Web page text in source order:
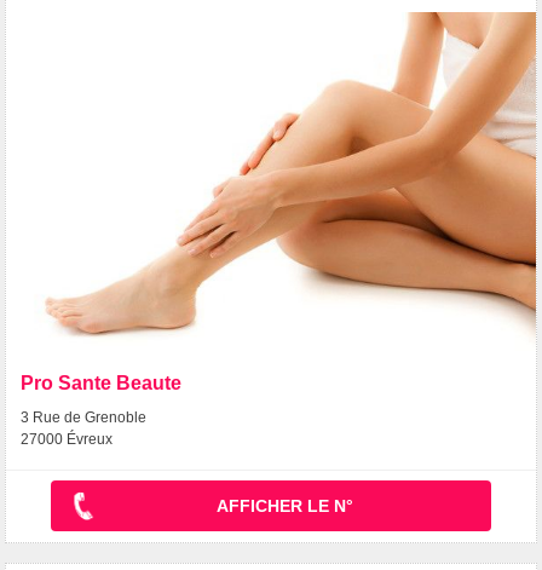
Pro Sante Beaute
3 Rue de Grenoble
27000 Évreux
AFFICHER LE N°